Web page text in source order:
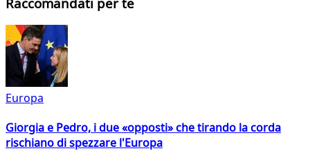
Europa
Giorgia e Pedro, i due «opposti» che tirando la corda
rischiano di spezzare l'Europa